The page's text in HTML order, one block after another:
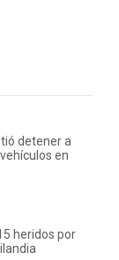
detener a
en
heridos por